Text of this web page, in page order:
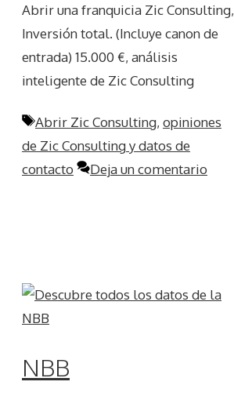
Abrir una franquicia Zic Consulting,
Inversión total. (Incluye canon de
entrada) 15.000 €, análisis
inteligente de Zic Consulting
Etiquetas
Abrir Zic Consulting, opiniones
de Zic Consulting y datos de
contacto
Deja un comentario
NBB